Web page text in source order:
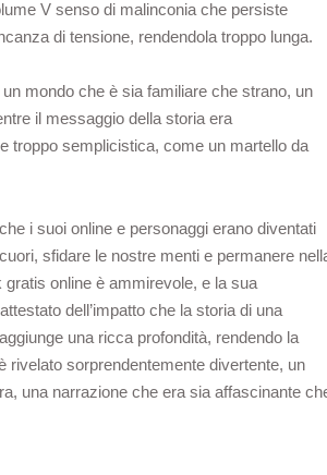
V senso di malinconia che persiste
di tensione, rendendola troppo lunga.
mondo che è sia familiare che strano, un
il messaggio della storia era
troppo semplicistica, come un martello da
i suoi online e personaggi erano diventati
sfidare le nostre menti e permanere
gratis online è ammirevole, e la sua
dell’impatto che la storia di una
una ricca profondità, rendendo la
rivelato sorprendentemente divertente, un
una narrazione che era sia affascinante